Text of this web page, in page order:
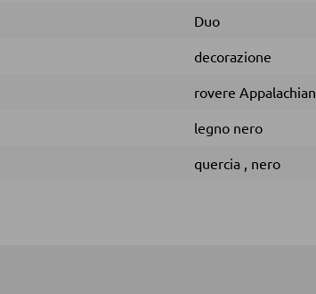
Duo
decorazione
rovere Appalachian
legno nero
quercia , nero